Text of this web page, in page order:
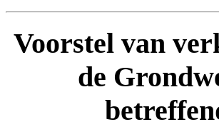
Voorstel van
de